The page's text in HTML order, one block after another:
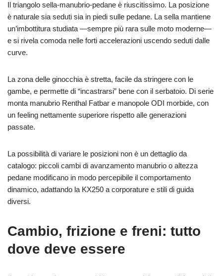
Il triangolo sella‑manubrio‑pedane è riuscitissimo. La posizione
è naturale sia seduti sia in piedi sulle pedane. La sella mantiene
un’imbottitura studiata —sempre più rara sulle moto moderne—
e si rivela comoda nelle forti accelerazioni uscendo seduti dalle
curve.
La zona delle ginocchia è stretta, facile da stringere con le
gambe, e permette di “incastrarsi” bene con il serbatoio. Di serie
monta manubrio Renthal Fatbar e manopole ODI morbide, con
un feeling nettamente superiore rispetto alle generazioni
passate.
La possibilità di variare le posizioni non è un dettaglio da
catalogo: piccoli cambi di avanzamento manubrio o altezza
pedane modificano in modo percepibile il comportamento
dinamico, adattando la KX250 a corporature e stili di guida
diversi.
Cambio, frizione e freni: tutto
dove deve essere